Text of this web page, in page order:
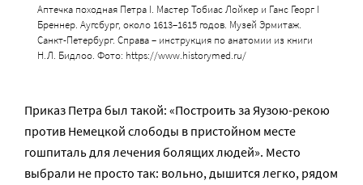
Аптечка походная Петра I. Мастер Тобиас Лойкер и Ганс Георг I
Бреннер. Аугсбург, около 1613–1615 годов. Музей Эрмитаж.
Санкт-Петербург. Справа – инструкция по анатомии из книги
Н.Л. Бидлоо. Фото: https://www.historymed.ru/
Приказ Петра был такой: «Построить за Яузою-рекою
против Немецкой слободы в пристойном месте
гошпиталь для лечения болящих людей». Место
выбрали не просто так: вольно, дышится легко, рядом